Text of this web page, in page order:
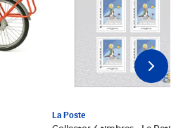
La Poste